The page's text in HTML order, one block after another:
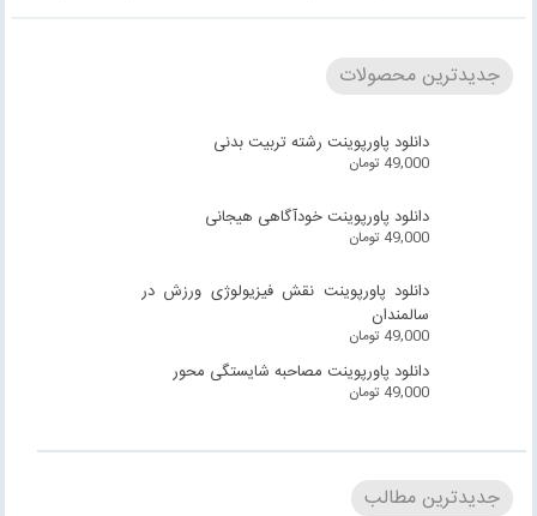
جدیدترین محصولات
دانلود پاورپوینت رشته تربیت بدنی
49,000 تومان
دانلود پاورپوینت خودآگاهی هیجانی
49,000 تومان
دانلود پاورپوینت نقش فیزیولوژی ورزش در
سالمندان
49,000 تومان
دانلود پاورپوینت مصاحبه شایستگی محور
49,000 تومان
جدیدترین مطالب